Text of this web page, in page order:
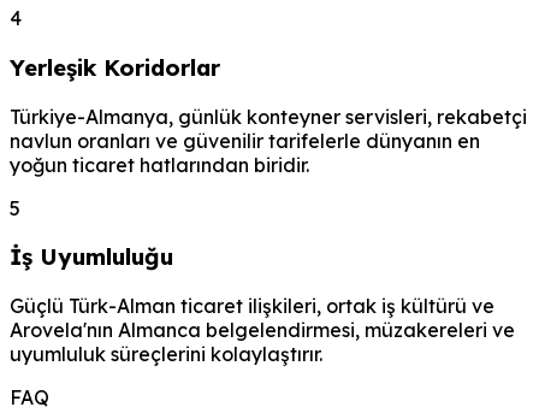
4
Yerleşik Koridorlar
Türkiye-Almanya, günlük konteyner servisleri, rekabetçi
navlun oranları ve güvenilir tarifelerle dünyanın en
yoğun ticaret hatlarından biridir.
5
İş Uyumluluğu
Güçlü Türk-Alman ticaret ilişkileri, ortak iş kültürü ve
Arovela'nın Almanca belgelendirmesi, müzakereleri ve
uyumluluk süreçlerini kolaylaştırır.
FAQ